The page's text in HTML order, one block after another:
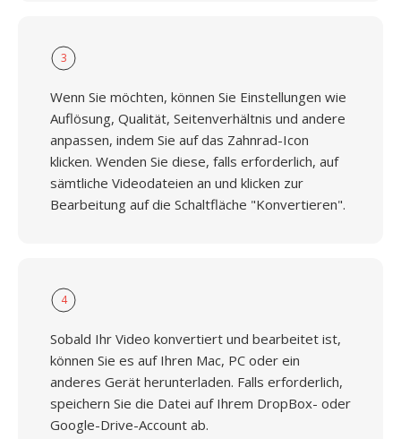
3
Wenn Sie möchten, können Sie Einstellungen wie
Auflösung, Qualität, Seitenverhältnis und andere
anpassen, indem Sie auf das Zahnrad-Icon
klicken. Wenden Sie diese, falls erforderlich, auf
sämtliche Videodateien an und klicken zur
Bearbeitung auf die Schaltfläche "Konvertieren".
4
Sobald Ihr Video konvertiert und bearbeitet ist,
können Sie es auf Ihren Mac, PC oder ein
anderes Gerät herunterladen. Falls erforderlich,
speichern Sie die Datei auf Ihrem DropBox- oder
Google-Drive-Account ab.